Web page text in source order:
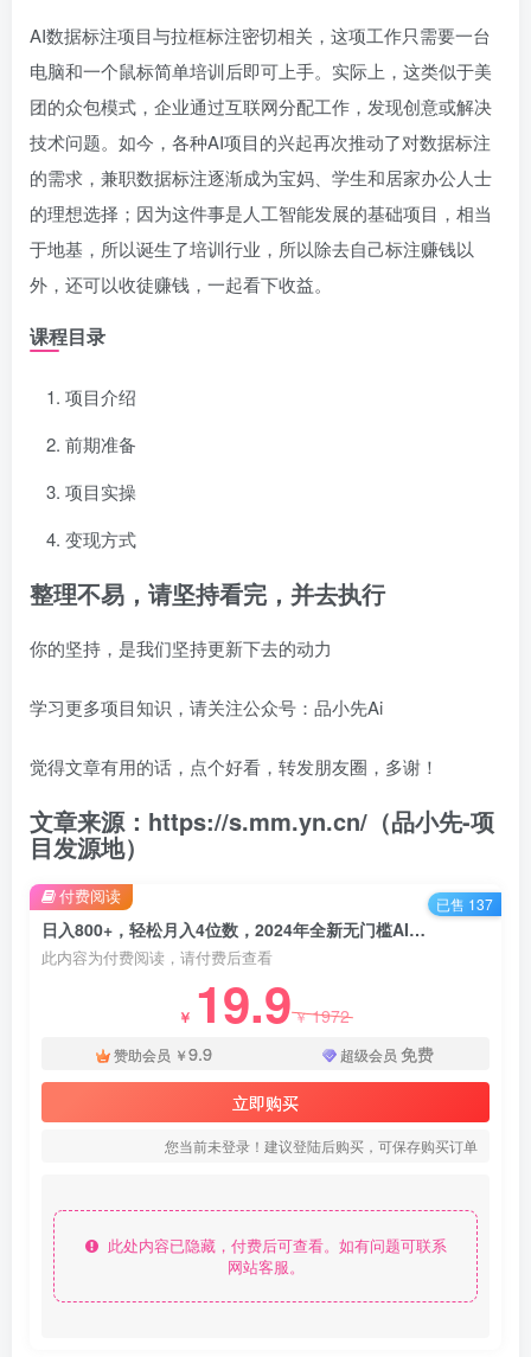
AI数据标注项目与拉框标注密切相关，这项工作只需要一台
电脑和一个鼠标简单培训后即可上手。实际上，这类似于美
团的众包模式，企业通过互联网分配工作，发现创意或解决
技术问题。如今，各种AI项目的兴起再次推动了对数据标注
的需求，兼职数据标注逐渐成为宝妈、学生和居家办公人士
的理想选择；因为这件事是人工智能发展的基础项目，相当
于地基，所以诞生了培训行业，所以除去自己标注赚钱以
外，还可以收徒赚钱，一起看下收益。
课程目录
项目介绍
前期准备
项目实操
变现方式
整理不易，请坚持看完，并去执行
你的坚持，是我们坚持更新下去的动力
学习更多项目知识，请关注公众号：品小先Ai
觉得文章有用的话，点个好看，转发朋友圈，多谢！
文章来源：https://s.mm.yn.cn/（品小先-项
目发源地）
日入800+，轻松月入4位数，2024年全新无门槛AI新项目，无论是新手小白还是宝妈以及上班族，利用碎片化时间来操作 - 资源之家
此内容为付费阅读，请付费后查看
￥ 19.9￥1972
赞助会员 ￥9.9 超级会员 免费
立即购买
您当前未登录！建议登陆后购买，可保存购买订单
此处内容已隐藏，付费后可查看。如有问题可联系
网站客服。
付费阅读 已售 137